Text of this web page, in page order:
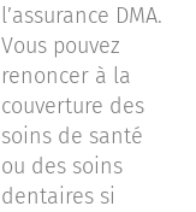
l’assurance DMA.
Vous pouvez
renoncer à la
couverture des
soins de santé
ou des soins
dentaires si